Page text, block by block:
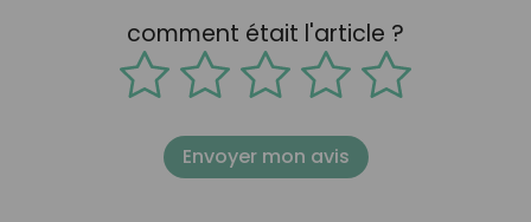
comment était l'article ?
Envoyer mon avis